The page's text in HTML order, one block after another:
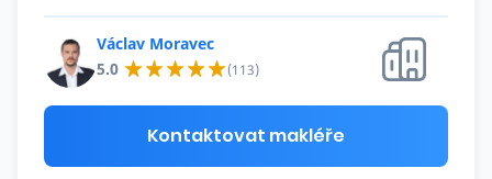
O nás
Kariéra
Kontakt
Václav Moravec
5.0
(113)
Kontaktovat makléře